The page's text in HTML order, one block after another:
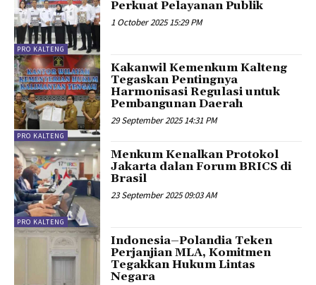
PRO KALTENG
Perkuat Pelayanan Publik
1 October 2025 15:29 PM
PRO KALTENG
Kakanwil Kemenkum Kalteng
Tegaskan Pentingnya
Harmonisasi Regulasi untuk
Pembangunan Daerah
29 September 2025 14:31 PM
PRO KALTENG
Menkum Kenalkan Protokol
Jakarta dalan Forum BRICS di
Brasil
23 September 2025 09:03 AM
Indonesia–Polandia Teken
Perjanjian MLA, Komitmen
Tegakkan Hukum Lintas
Negara